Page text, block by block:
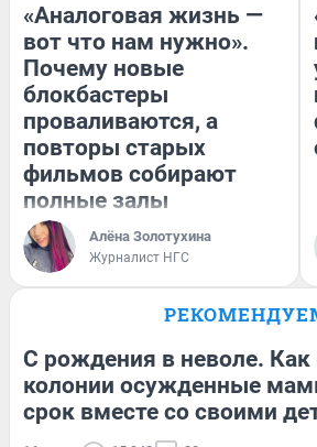
«Аналоговая жизнь —
вот что нам нужно».
Почему новые
блокбастеры
проваливаются, а
повторы старых
фильмов собирают
полные залы
Алёна Золотухина
Журналист НГС
С рождения в неволе. Как
колонии осужденные
срок вместе со своими